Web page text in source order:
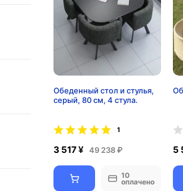
Обеденный стол и стулья,
серый, 80 см, 4 стула.
1
3 517 ¥ 49 238 ₽
10
оплачено
5